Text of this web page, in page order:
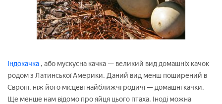
Індокачка , або мускусна качка — великий вид домашніх качок
родом з Латинської Америки. Даний вид менш поширений в
Європі, ніж його місцеві найближчі родичі — домашні качки.
Ще менше нам відомо про яйця цього птаха. Іноді можна